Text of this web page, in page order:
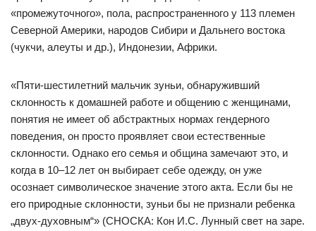
«промежуточного», пола, распространенного у 113 племен
Северной Америки, народов Сибири и Дальнего востока
(чукчи, алеуты и др.), Индонезии, Африки.
«Пяти-шестилетний мальчик зуньи, обнаруживший
склонность к домашней работе и общению с женщинами,
понятия не имеет об абстрактных нормах гендерного
поведения, он просто проявляет свои естественные
склонности. Однако его семья и община замечают это, и
когда в 10–12 лет он выбирает себе одежду, он уже
осознает символическое значение этого акта. Если бы не
его природные склонности, зуньи бы не признали ребенка
„двух-духовным“» (СНОСКА: Кон И.С. Лунный свет на заре.